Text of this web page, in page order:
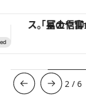
【夏限定ディナーコース】旬を迎える
3 /6